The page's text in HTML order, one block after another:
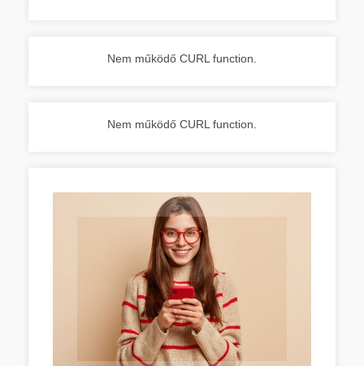
Nem működő CURL function.
Nem működő CURL function.